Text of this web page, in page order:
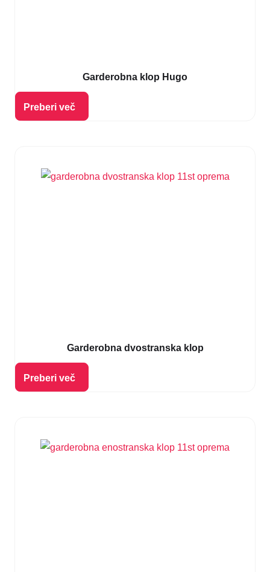
Garderobna klop Hugo
Preberi več
Izberi možnosti
Garderobna dvostranska klop
Preberi več
Izberi možnosti